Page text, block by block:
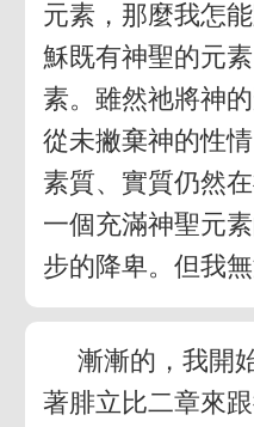
元素，那麼我怎
穌既有神聖的元
素。雖然祂將神
從未撇棄神的性
素質、實質仍然
一個充滿神聖元
步的降卑。但我無
漸漸的，我開
著腓立比二章來